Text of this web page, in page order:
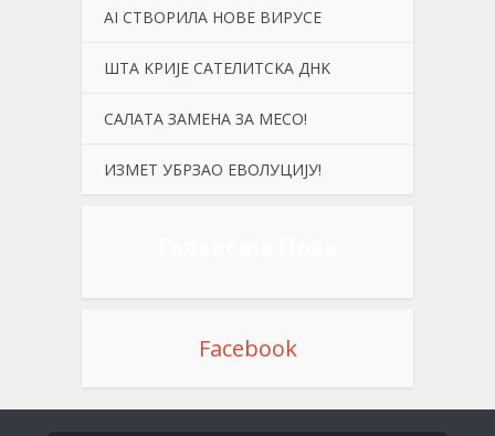
АI СТВОРИЛА НОВЕ ВИРУСЕ
ШТА KРИЈЕ САТЕЛИТСKА ДНK
САЛАТА ЗАМЕНА ЗА МЕСО!
ИЗМЕТ УБРЗАО ЕВОЛУЦИЈУ!
Facebook